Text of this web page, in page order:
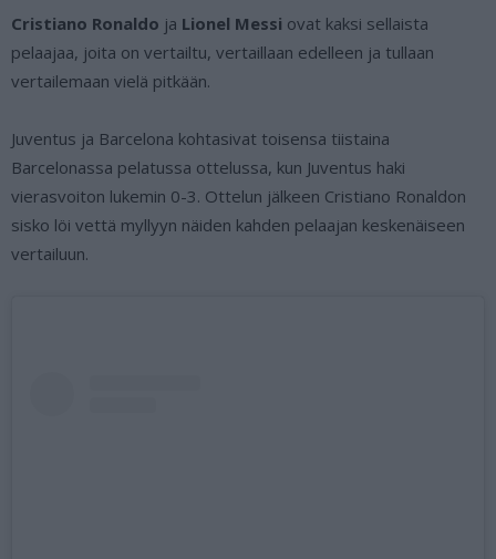
Cristiano Ronaldo ja Lionel Messi ovat kaksi sellaista
pelaajaa, joita on vertailtu, vertaillaan edelleen ja tullaan
vertailemaan vielä pitkään.
Juventus ja Barcelona kohtasivat toisensa tiistaina
Barcelonassa pelatussa ottelussa, kun Juventus haki
vierasvoiton lukemin 0-3. Ottelun jälkeen Cristiano Ronaldon
sisko löi vettä myllyyn näiden kahden pelaajan keskenäiseen
vertailuun.